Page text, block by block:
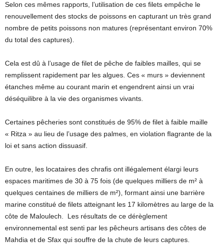
Selon ces mêmes rapports, l’utilisation de ces filets empêche le
renouvellement des stocks de poissons en capturant un très grand
nombre de petits poissons non matures (représentant environ 70%
du total des captures).
Cela est dû à l’usage de filet de pêche de faibles mailles, qui se
remplissent rapidement par les algues. Ces « murs » deviennent
étanches même au courant marin et engendrent ainsi un vrai
déséquilibre à la vie des organismes vivants.
Certaines pêcheries sont constitués de 95% de filet à faible maille
« Ritza » au lieu de l’usage des palmes, en violation flagrante de la
loi et sans action dissuasif.
En outre, les locataires des chrafis ont illégalement élargi leurs
espaces maritimes de 30 à 75 fois (de quelques milliers de m² à
quelques centaines de milliers de m²), formant ainsi une barrière
marine constitué de filets atteignant les 17 kilomètres au large de la
côte de Maloulech. Les résultats de ce dérèglement
environnemental est senti par les pêcheurs artisans des côtes de
Mahdia et de Sfax qui souffre de la chute de leurs captures.